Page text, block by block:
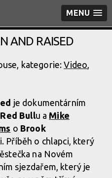
MENU
AND RAISED
kategorie:Video,
je dokumentárním
Red Bullu a Mike
o Brook
Příběh o chlapci, který
na Novém
sjezdařem, který je